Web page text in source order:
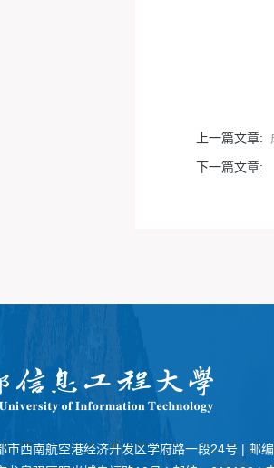
上一篇文章:
下一篇文章:
市西南航空港经济开发区学府路一段24号 | 邮